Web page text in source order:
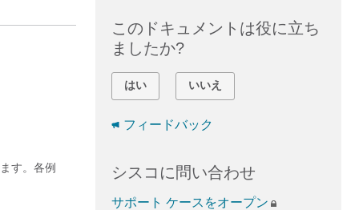
す。各例
このドキュメントは役に立ち
ましたか?
はい いいえ
フィードバック
シスコに問い合わせ
サポート ケースをオープン